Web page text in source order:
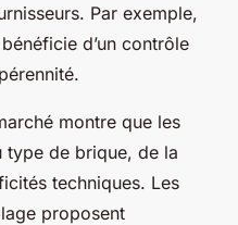
Par exemple,
d’un contrôle
montre que les
de brique, de la
techniques. Les
proposent